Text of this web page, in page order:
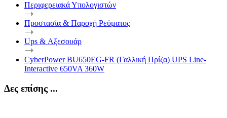
Περιφερειακά Υπολογιστών
Προστασία & Παροχή Ρεύματος
Ups & Αξεσουάρ
CyberPower BU650EG-FR (Γαλλική Πρίζα) UPS Line-
Interactive 650VA 360W
Δες επίσης ...